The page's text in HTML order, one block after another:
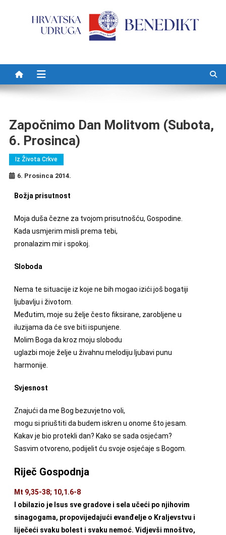
Započnimo Dan Molitvom (subota,
6. Prosinca)
Iz Života Crkve
6. Prosinca 2014.
Božja prisutnost
Moja duša čezne za tvojom prisutnošću, Gospodine.
Kada usmjerim misli prema tebi,
pronalazim mir i spokoj.
Sloboda
Nema te situacije iz koje ne bih mogao izići još bogatiji
ljubavlju i životom.
Međutim, moje su želje često fiksirane, zarobljene u
iluzijama da će sve biti ispunjene.
Molim Boga da kroz moju slobodu
uglazbi moje želje u živahnu melodiju ljubavi punu
harmonije.
Svjesnost
Znajući da me Bog bezuvjetno voli,
mogu si priuštiti da budem iskren u onome što jesam.
Kakav je bio protekli dan? Kako se sada osjećam?
Sasvim otvoreno, podijelit ću svoje osjećaje s Bogom.
Riječ Gospodnja
Mt 9,35-38; 10,1.6-8
I obilazio je Isus sve gradove i sela učeći po njihovim
sinagogama, propovijedajući evanđelje o Kraljevstvu i
liječeći svaku bolest i svaku nemoć. Vidjevši mnoštvo,